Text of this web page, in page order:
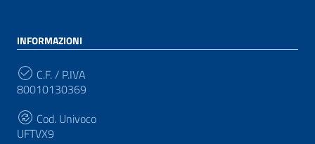
INFORMAZIONI
C.F. / P.IVA
80010130369
Cod. Univoco
UFTVX9